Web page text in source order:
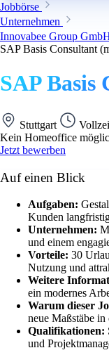
Jobbörse
Unternehmen
Innovabee Group
SAP Basis Consultant
SAP Basis
Stuttgart
Kein Homeoffice
Jetzt bewerben
Auf einen Blick
Aufgaben:
Kunden
Unternehmen:
und einem
Vorteile: 30
Nutzung und
Weitere
ein modernes
Warum dieser
neue Maßstäbe
Qualifikationen:
und